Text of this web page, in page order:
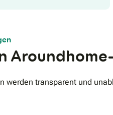
werden transparent und